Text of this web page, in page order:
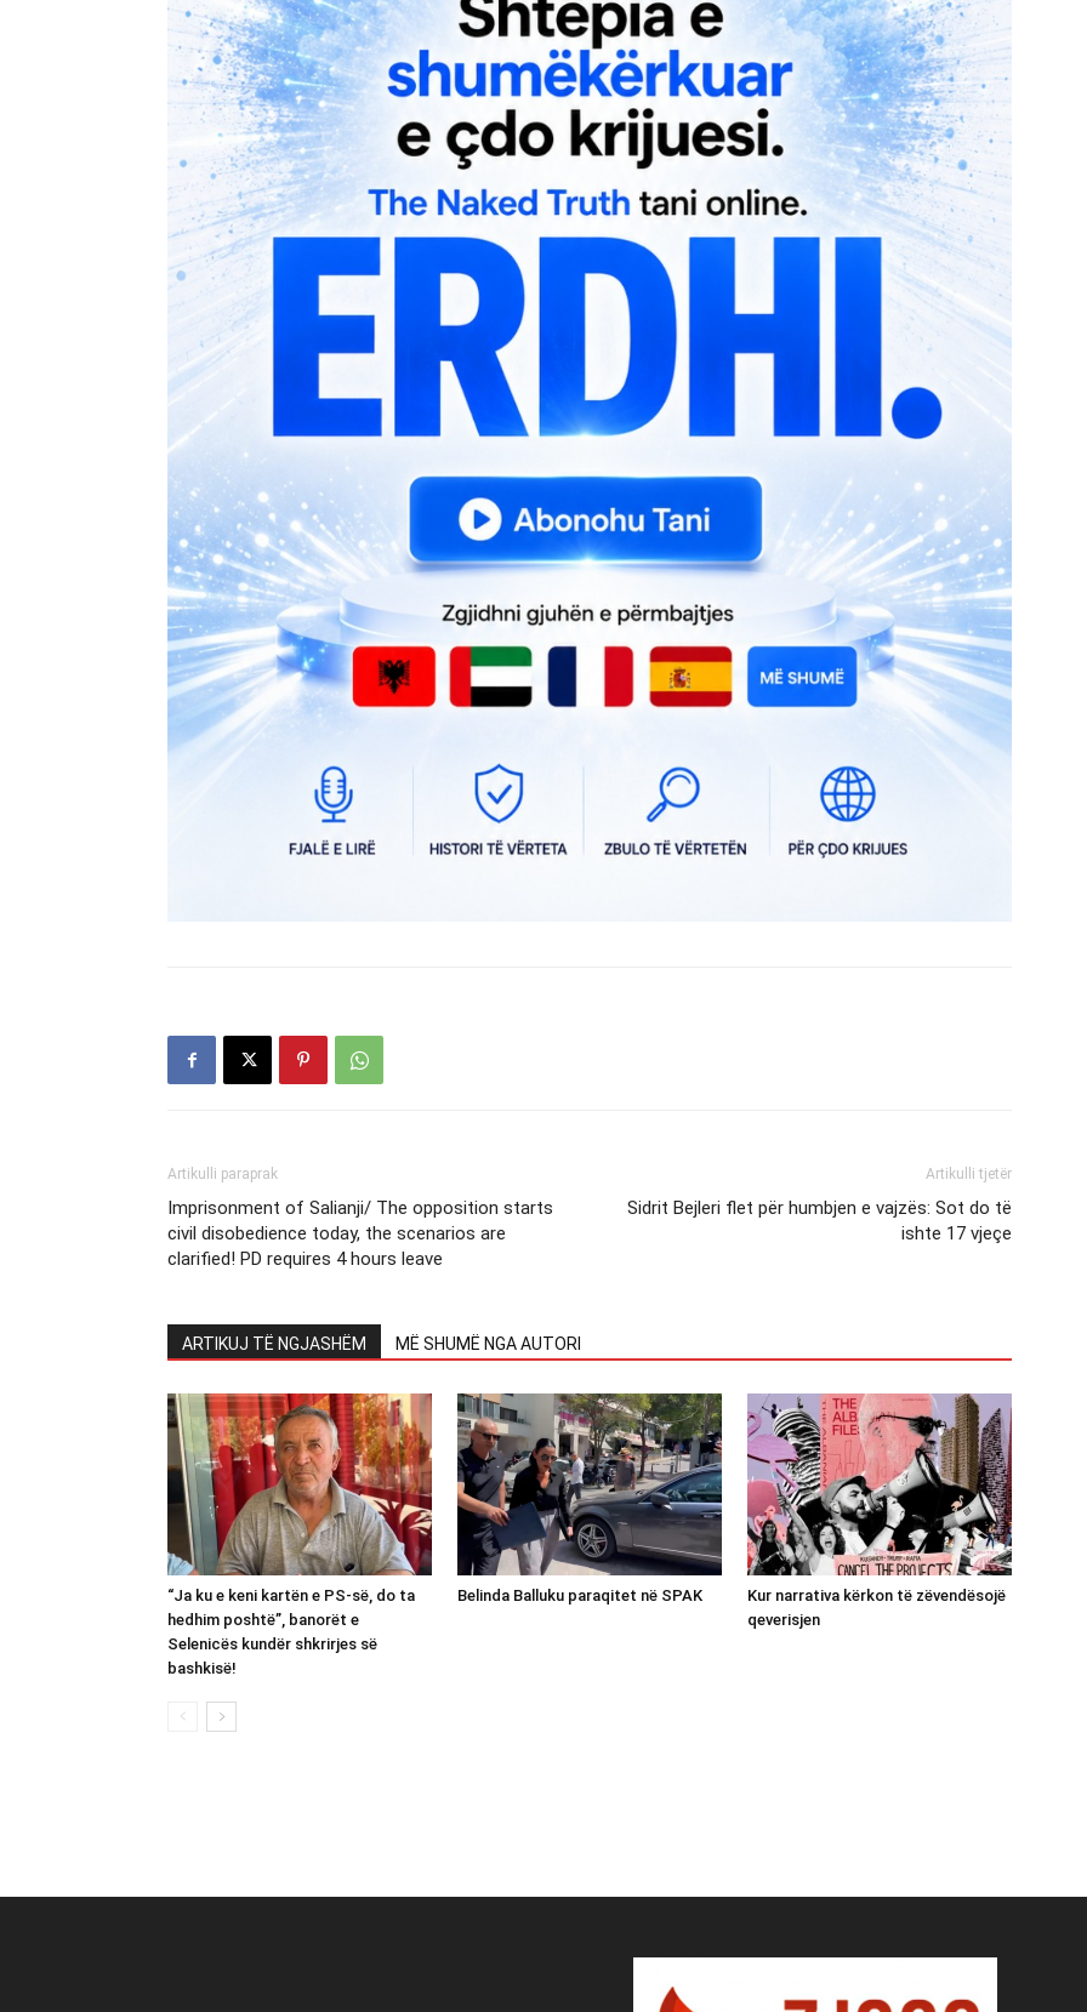
Artikulli paraprak
Imprisonment of Salianji/ The opposition starts
civil disobedience today, the scenarios are
clarified! PD requires 4 hours leave
Artikulli tjetër
Sidrit Bejleri flet për humbjen e vajzës: Sot do të
ishte 17 vjeçe
ARTIKUJ TË NGJASHËM MË SHUMË NGA AUTORI
“Ja ku e keni kartën e PS-së, do ta
hedhim poshtë”, banorët e
Selenicës kundër shkrirjes së
bashkisë!
Belinda Balluku paraqitet në SPAK
Kur narrativa kërkon të zëvendësojë
qeverisjen